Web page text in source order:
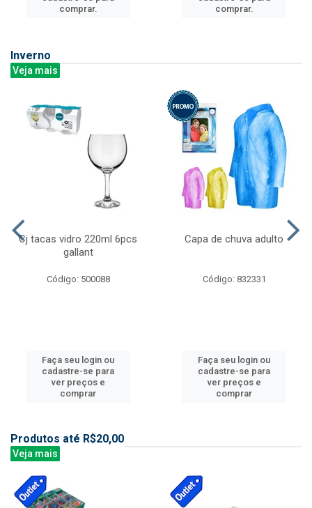
comprar.
comprar.
Inverno
Veja mais
Cj tacas vidro 220ml 6pcs
gallant
Código: 500088
Faça seu login ou
cadastre-se para
ver preços e
comprar
Capa de chuva adulto
Código: 832331
Faça seu login ou
cadastre-se para
ver preços e
comprar
Produtos até R$20,00
Veja mais